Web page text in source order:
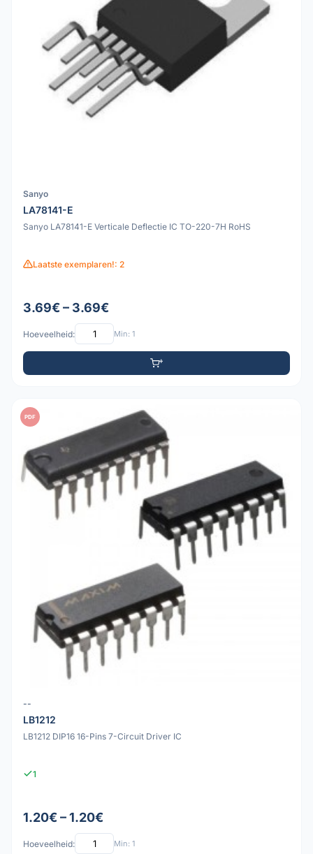
Sanyo
LA78141-E
Sanyo LA78141-E Verticale Deflectie IC TO-220-7H RoHS
Laatste exemplaren!: 2
3.69€ – 3.69€
Hoeveelheid: Min: 1
PDF
--
LB1212
LB1212 DIP16 16-Pins 7-Circuit Driver IC
1
1.20€ – 1.20€
Hoeveelheid: Min: 1